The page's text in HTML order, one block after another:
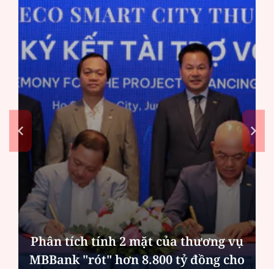
Phân tích tính 2 mặt của thương vụ
MBBank "rót" hơn 8.800 tỷ đồng cho